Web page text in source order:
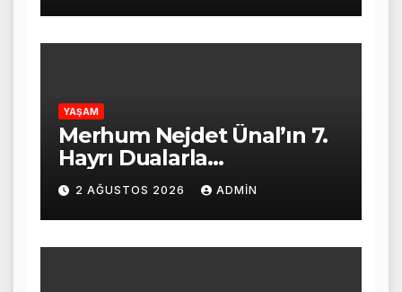
YAŞAM
Merhum Nejdet Ünal’ın 7.
Hayrı Dualarla
Gerçekleştirildi
2 AĞUSTOS 2026 ADMIN